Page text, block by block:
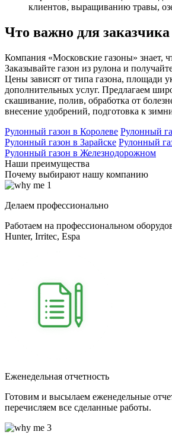
клиентов, выращиванию травы,
Что важно для заказчика
Компания «Московские газоны» знает,
Заказывайте газон из рулона и
Цены зависят от типа газона, площади
дополнительных услуг. Предлагаем
скашивание, полив, обработка от
внесение удобрений, подготовка к
Рулонный газон в Королеве Рулонный
Рулонный газон в Зарайске Рулонный
Рулонный газон в Железнодорожном
Наши преимущества
Почему выбирают нашу компанию
Делаем профессионально
Работаем на профессиональном
Hunter, Irritec, Espa
Еженедельная отчетность
Готовим и высылаем еженедельные
перечисляем все сделанные работы.